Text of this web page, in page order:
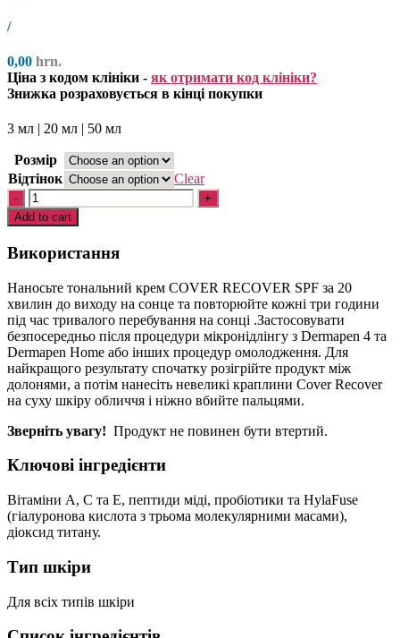
/
0,00 hrn.
Ціна з кодом клініки - як отримати код клініки?
Знижка розраховується в кінці покупки
3 мл | 20 мл | 50 мл
Розмір
Відтінок
Clear
Cover
Recover
quantity
Quantity
Add to cart
Використання
Наносьте тональний крем COVER RECOVER SPF за 20
хвилин до виходу на сонце та повторюйте кожні три години
під час тривалого перебування на сонці .Застосовувати
безпосередньо після процедури мікронідлінгу з Dermapen 4 та
Dermapen Home або інших процедур омолодження. Для
найкращого результату спочатку розігрійте продукт між
долонями, а потім нанесіть невеликі краплини Cover Recover
на суху шкіру обличчя і ніжно вбийте пальцями.
Зверніть увагу! Продукт не повинен бути втертий.
Ключові інгредієнти
Вітаміни А, С та Е, пептиди міді, пробіотики та HylaFuse
(гіалуронова кислота з трьома молекулярними масами),
діоксид титану.
Тип шкіри
Для всіх типів шкіри